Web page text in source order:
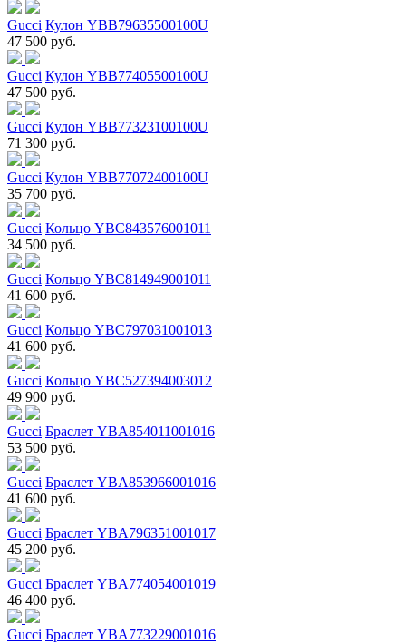
Gucci Кулон YBB79635500100U
47 500 руб.
Gucci Кулон YBB77405500100U
47 500 руб.
Gucci Кулон YBB77323100100U
71 300 руб.
Gucci Кулон YBB77072400100U
35 700 руб.
Gucci Кольцо YBC843576001011
34 500 руб.
Gucci Кольцо YBC814949001011
41 600 руб.
Gucci Кольцо YBC797031001013
41 600 руб.
Gucci Кольцо YBC527394003012
49 900 руб.
Gucci Браслет YBA854011001016
53 500 руб.
Gucci Браслет YBA853966001016
41 600 руб.
Gucci Браслет YBA796351001017
45 200 руб.
Gucci Браслет YBA774054001019
46 400 руб.
Gucci Браслет YBA773229001016